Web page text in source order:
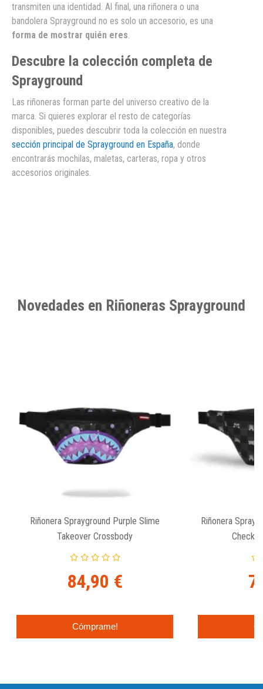
transmiten una identidad. Al final, una riñonera o una
bandolera Sprayground no es solo un accesorio, es una
forma de mostrar quién eres.
Descubre la colección completa de
Sprayground
Las riñoneras forman parte del universo creativo de la
marca. Si quieres explorar el resto de categorías
disponibles, puedes descubrir toda la colección en nuestra
sección principal de Sprayground en España, donde
encontrarás mochilas, maletas, carteras, ropa y otros
accesorios originales.
Novedades en Riñoneras Sprayground
Riñonera Sprayground Purple Slime
Takeover Crossbody
84,90 €
Cómprame!
Riñonera
Check